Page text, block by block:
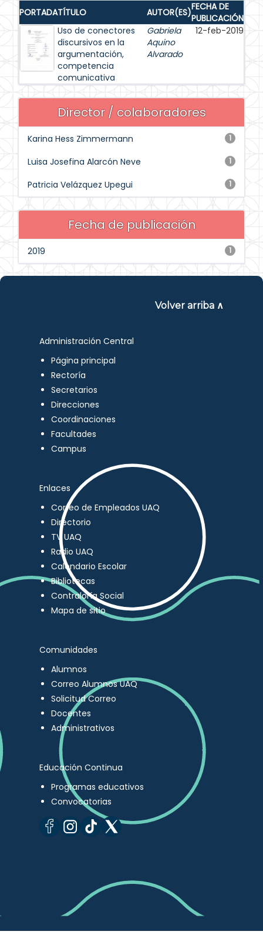
PORTADATÍTULO AUTOR(ES)FECHA DE
PUBLICACIÓN
Uso de conectores
discursivos en la
argumentación,
competencia
comunicativa
Gabriela
Aquino
Alvarado
12-feb-2019
Director / colaboradores
1
Karina Hess Zimmermann
1
Luisa Josefina Alarcón Neve
1
Patricia Velázquez Upegui
Fecha de publicación
1
2019
Volver arriba ∧
Administración Central
Página principal
Rectoría
Secretarios
Direcciones
Coordinaciones
Facultades
Campus
Enlaces
Correo de Empleados UAQ
Directorio
TV UAQ
Radio UAQ
Calendario Escolar
Bibliotecas
Contraloría Social
Mapa de sitio
Comunidades
Alumnos
Correo Alumnos UAQ
Solicitud Correo
Docentes
Administrativos
Educación Continua
Programas educativos
Convocatorias